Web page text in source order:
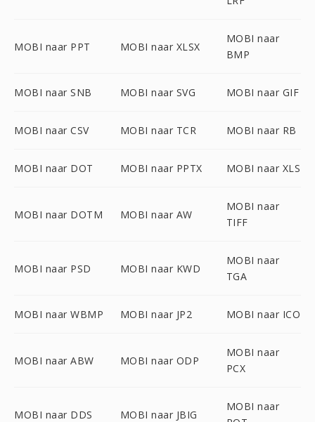
MOBI naar PPT MOBI naar XLSX
MOBI naar
BMP
MOBI naar SNB MOBI naar SVG MOBI naar GIF
MOBI naar CSV MOBI naar TCR MOBI naar RB
MOBI naar DOT MOBI naar PPTX MOBI naar XLS
MOBI naar DOTM MOBI naar AW
MOBI naar
TIFF
MOBI naar PSD MOBI naar KWD
MOBI naar
TGA
MOBI naar WBMP MOBI naar JP2 MOBI naar ICO
MOBI naar ABW MOBI naar ODP
MOBI naar
PCX
MOBI naar DDS MOBI naar JBIG
MOBI naar